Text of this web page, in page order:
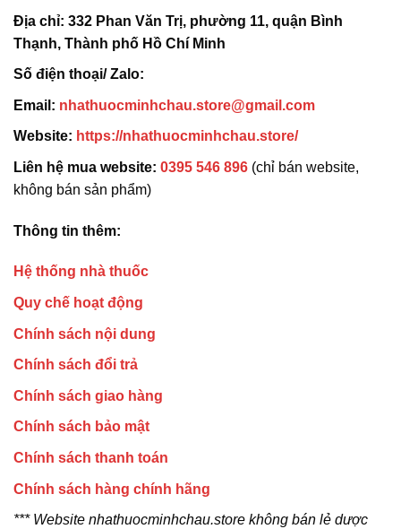
Địa chỉ: 332 Phan Văn Trị, phường 11, quận Bình
Thạnh, Thành phố Hồ Chí Minh
Số điện thoại/ Zalo:
Email: nhathuocminhchau.store@gmail.com
Website: https://nhathuocminhchau.store/
Liên hệ mua website: 0395 546 896 (chỉ bán website,
không bán sản phẩm)
Thông tin thêm:
Hệ thống nhà thuốc
Quy chế hoạt động
Chính sách nội dung
Chính sách đổi trả
Chính sách giao hàng
Chính sách bảo mật
Chính sách thanh toán
Chính sách hàng chính hãng
*** Website nhathuocminhchau.store không bán lẻ dược